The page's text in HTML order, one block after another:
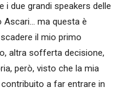
i due grandi speakers delle
Ascari… ma questa è
il mio primo
altra sofferta decisione,
però, visto che la mia
a far entrare in